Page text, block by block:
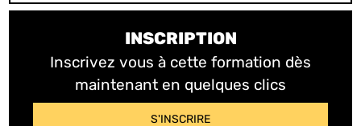
INSCRIPTION
Inscrivez vous à cette formation dès
maintenant en quelques clics
S'INSCRIRE